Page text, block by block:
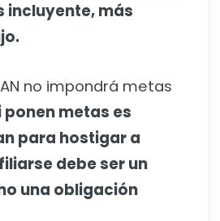
incluyente, más
no impondrá metas
ponen metas es
para hostigar a
debe ser un
una obligación